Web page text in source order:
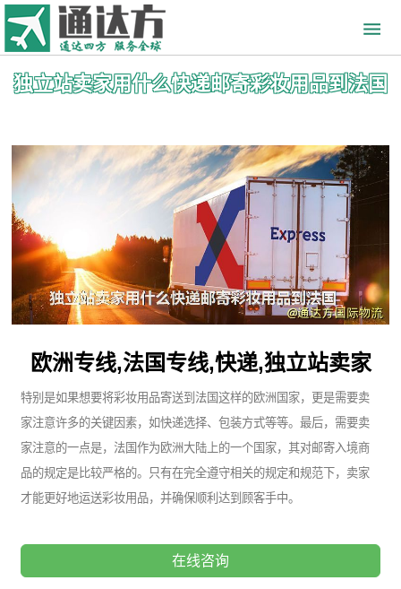
独立站卖家用什么快递邮寄彩妆用品到法国
欧洲专线,法国专线,快递,独立站卖家
特别是如果想要将彩妆用品寄送到法国这样的欧洲国家，更是需要卖
家注意许多的关键因素，如快递选择、包装方式等等。最后，需要卖
家注意的一点是，法国作为欧洲大陆上的一个国家，其对邮寄入境商
品的规定是比较严格的。只有在完全遵守相关的规定和规范下，卖家
才能更好地运送彩妆用品，并确保顺利达到顾客手中。
在线咨询